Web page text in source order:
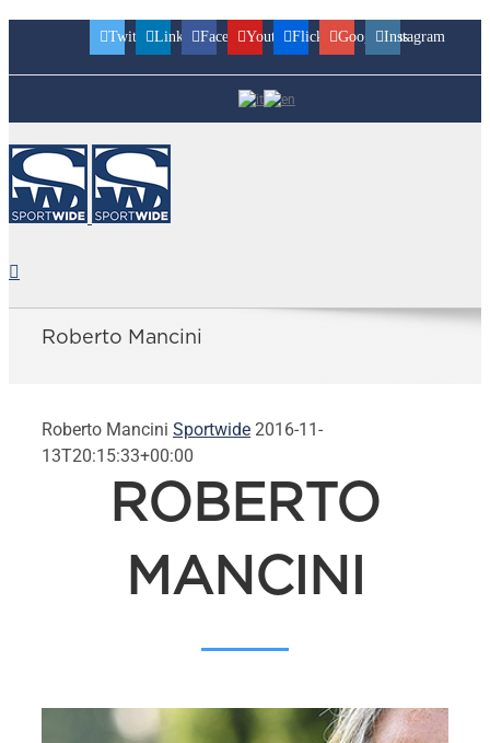
TwitterLinkedinFacebookYoutubeFlickr GoogleplusInstagram
Roberto Mancini
Roberto Mancini Sportwide 2016-11-
13T20:15:33+00:00
ROBERTO
MANCINI